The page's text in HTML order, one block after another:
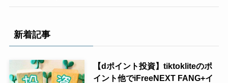
新着記事
【dポイント投資】tiktokliteのポ
イント他でiFreeNEXT FANG+イ